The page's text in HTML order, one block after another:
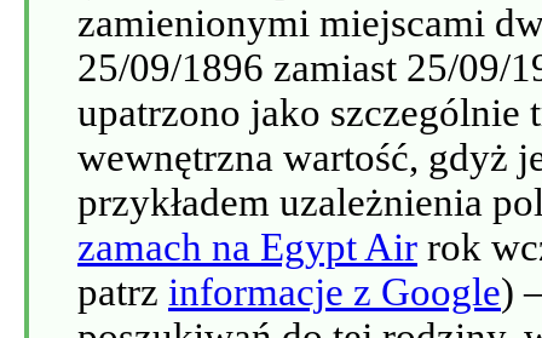
zamienionymi miejscami
25/09/1896 zamiast 25/09/
upatrzono jako
wewnętrzna wartość, gdyż
przykładem uzależnienia
zamach na Egypt Air rok
patrz informacje z Google)